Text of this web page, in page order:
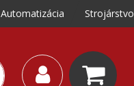
Automatizácia Strojárstvo